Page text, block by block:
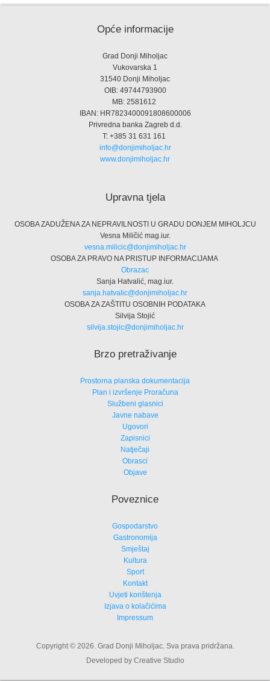
Opće informacije
Grad Donji Miholjac
Vukovarska 1
31540 Donji Miholjac
OIB: 49744793900
MB: 2581612
IBAN: HR7823400091808600006
Privredna banka Zagreb d.d.
T: +385 31 631 161
info@donjimiholjac.hr
www.donjimiholjac.hr
Upravna tjela
OSOBA ZADUŽENA ZA NEPRAVILNOSTI U GRADU DONJEM MIHOLJCU
Vesna Miličić mag.iur.
vesna.milicic@donjimiholjac.hr
OSOBA ZA PRAVO NA PRISTUP INFORMACIJAMA
Obrazac
Sanja Hatvalić, mag.iur.
sanja.hatvalic@donjimiholjac.hr
OSOBA ZA ZAŠTITU OSOBNIH PODATAKA
Silvija Stojić
silvija.stojic@donjimiholjac.hr
Brzo pretraživanje
Prostorna planska dokumentacija
Plan i izvršenje Proračuna
Službeni glasnici
Javne nabave
Ugovori
Zapisnici
Natječaji
Obrasci
Objave
Poveznice
Gospodarstvo
Gastronomija
Smještaj
Kultura
Sport
Kontakt
Uvjeti korištenja
Izjava o kolačićima
Impressum
Copyright © 2026. Grad Donji Miholjac. Sva prava pridržana.
Developed by Creative Studio